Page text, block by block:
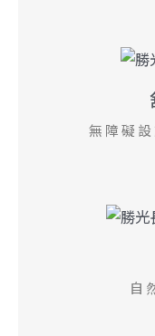
無障礙
自